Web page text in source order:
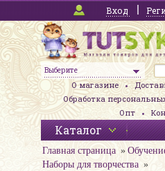
Вход
Выберите
О магазине
Обработка
Опт
Каталог
Главная страница
Наборы для творчества